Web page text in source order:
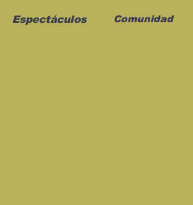
Espectáculos Comunidad